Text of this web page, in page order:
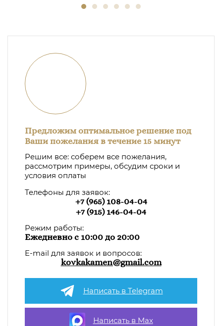
Предложим оптимальное решение под
Ваши пожелания в течение 15 минут
Решим все: соберем все пожелания,
рассмотрим примеры, обсудим сроки и
условия оплаты
Телефоны для заявок:
+7 (965) 108-04-04
+7 (915) 146-04-04
Режим работы:
Ежедневно с 10:00 до 20:00
E-mail для заявок и вопросов:
kovkakamen@gmail.com
Написать в Telegram
Написать в Max